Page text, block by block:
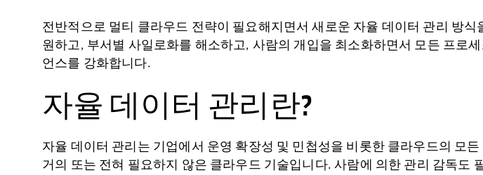
전반적으로 멀티 클라우드 전략이 필요해지면서 새로운 자율 데이터 관리 방
원하고, 부서별 사일로화를 해소하고, 사람의 개입을 최소화하면서 모든 프로
언스를 강화합니다.
자율 데이터 관리란?
자율 데이터 관리는 기업에서 운영 확장성 및 민첩성을 비롯한 클라우드의 모
거의 또는 전혀 필요하지 않은 클라우드 기술입니다. 사람에 의한 관리 감독도